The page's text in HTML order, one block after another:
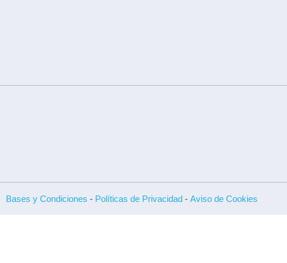
Bases y Condiciones - Políticas de Privacidad- Aviso de Cookies